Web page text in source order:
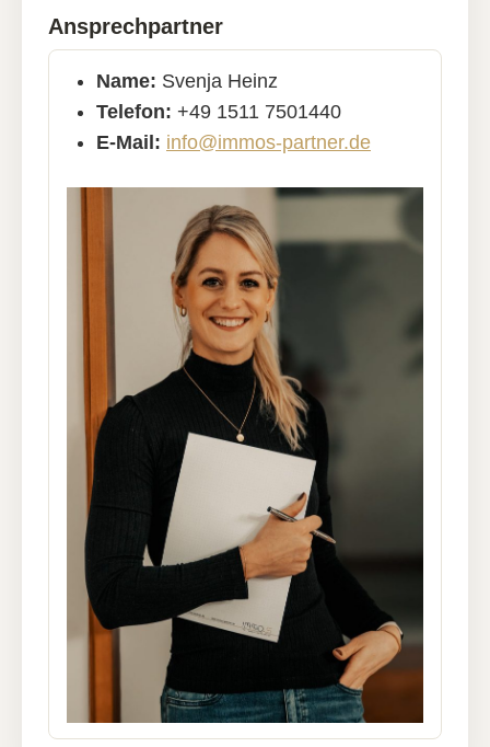
Ansprechpartner
Name: Svenja Heinz
Telefon: +49 1511 7501440
E-Mail: info@immos-partner.de